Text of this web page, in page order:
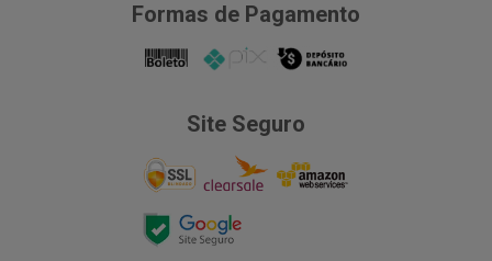
Formas de Pagamento
Site Seguro